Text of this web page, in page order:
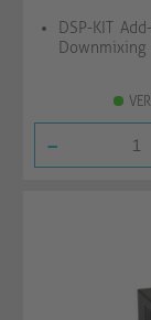
DSP-KIT
Downmixing
-